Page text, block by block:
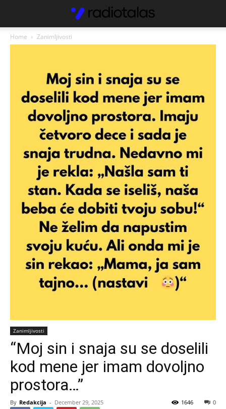
Home Zanimljivosti
Zanimljivosti
“Moj sin i snaja su se doselili
kod mene jer imam dovoljno
prostora…”
By Redakcija - December 29, 2025 0
1646